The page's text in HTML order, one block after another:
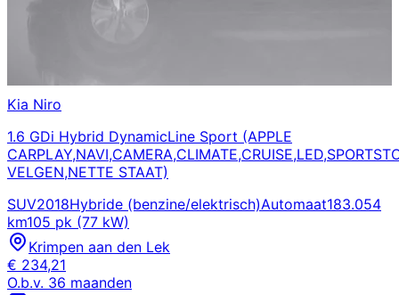
Kia Niro
1.6 GDi Hybrid DynamicLine Sport (APPLE
VELGEN,NETTE STAAT)
SUV2018Hybride (benzine/elektrisch)Automaat183.054
km105 pk (77 kW)
Krimpen aan den Lek
€ 234,21
O.b.v. 36 maanden